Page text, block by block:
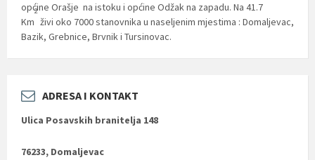
općine Orašje na istoku i općine Odžak na zapadu. Na 41.7
Km
2
živi oko 7000 stanovnika u naseljenim mjestima : Domaljevac,
Bazik, Grebnice, Brvnik i Tursinovac.
ADRESA I KONTAKT
Ulica Posavskih branitelja 148
76233, Domaljevac